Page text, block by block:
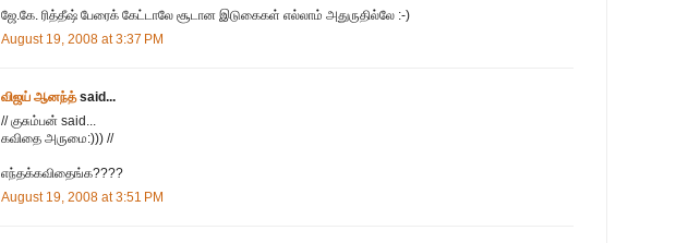
ஜே.கே. ரித்தீஷ் பேரைக் கேட்டாலே சூடான இடுகைகள் எல்லாம் அதுருதில்லே :-)
August 19, 2008 at 3:37 PM
விஜய் ஆனந்த்said...
// குசும்பன் said...
கவிதை அருமை:))) //
எந்தக்கவிதைங்க????
August 19, 2008 at 3:51 PM